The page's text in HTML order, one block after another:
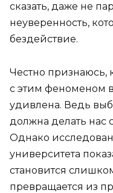
сказать, даже не
неуверенность,
бездействие.
Честно признаюсь,
с этим феноменом
удивлена. Ведь
должна делать нас
Однако
университета
становится
превращается из